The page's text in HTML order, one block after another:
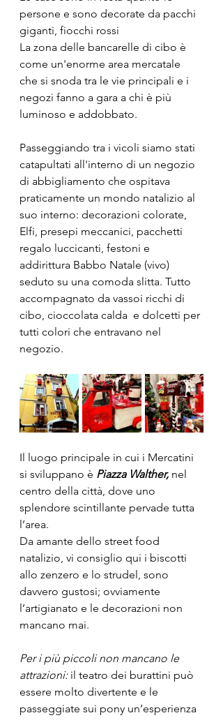
persone e sono decorate da pacchi
giganti, fiocchi rossi
La zona delle bancarelle di cibo è
come un'enorme area mercatale
che si snoda tra le vie principali e i
negozi fanno a gara a chi è più
luminoso e addobbato.
Passeggiando tra i vicoli siamo stati
catapultati all'interno di un negozio
di abbigliamento che ospitava
praticamente un mondo natalizio al
suo interno: decorazioni colorate,
Elfi, presepi meccanici, pacchetti
regalo luccicanti, festoni e
addirittura Babbo Natale (vivo)
seduto su una comoda slitta. Tutto
accompagnato da vassoi ricchi di
cibo, cioccolata calda  e dolcetti per
tutti colori che entravano nel
negozio.
Il luogo principale in cui i Mercatini
si sviluppano è Piazza Walther, nel
centro della città, dove uno
splendore scintillante pervade tutta
l’area.
Da amante dello street food
natalizio, vi consiglio qui i biscotti
allo zenzero e lo strudel, sono
davvero gustosi; ovviamente
l’artigianato e le decorazioni non
mancano mai.
Per i più piccoli non mancano le
attrazioni: il teatro dei burattini può
essere molto divertente e le
passeggiate sui pony un’esperienza